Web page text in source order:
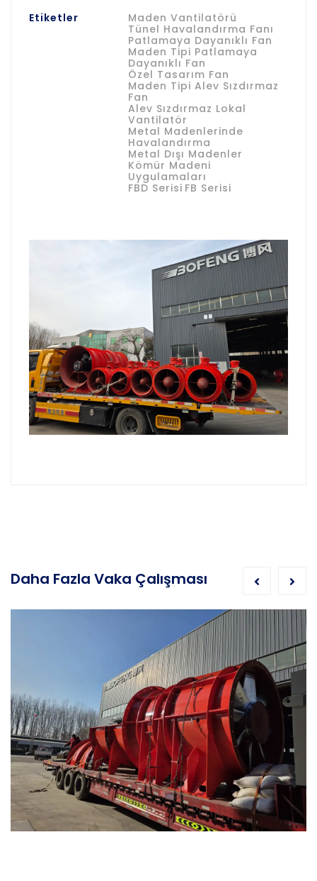
Etiketler
Maden Vantilatörü
Tünel Havalandırma Fanı
Patlamaya Dayanıklı Fan
Maden Tipi Patlamaya
Dayanıklı Fan
Özel Tasarım Fan
Maden Tipi Alev Sızdırmaz
Fan
Alev Sızdırmaz Lokal
Vantilatör
Metal Madenlerinde
Havalandırma
Metal Dışı Madenler
Kömür Madeni
Uygulamaları
FBD Serisi FB Serisi
Daha Fazla Vaka Çalışması